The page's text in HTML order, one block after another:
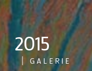
2015
GALERIE